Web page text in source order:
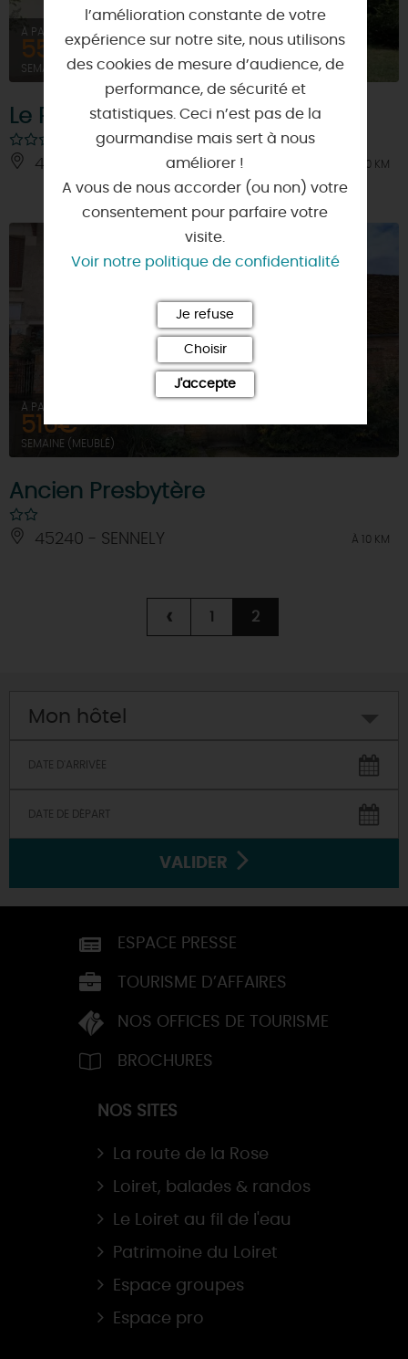
À PARTIR DE
550€
SEMAINE (MEUBLÉ)
Le Relais Solognot - Gîte
45240 - SENNELY À 10 KM
À PARTIR DE
516€
SEMAINE (MEUBLÉ)
Ancien Presbytère
45240 - SENNELY À 10 KM
‹ 1 2
Mon hôtel
VALIDER
ESPACE PRESSE
TOURISME D’AFFAIRES
NOS OFFICES DE TOURISME
BROCHURES
NOS SITES
La route de la Rose
Loiret, balades & randos
Le Loiret au fil de l'eau
Patrimoine du Loiret
Espace groupes
Espace pro
l’amélioration constante de votre
expérience sur notre site, nous utilisons
des cookies de mesure d’audience, de
performance, de sécurité et
statistiques. Ceci n’est pas de la
gourmandise mais sert à nous
améliorer !
A vous de nous accorder (ou non) votre
consentement pour parfaire votre
visite.
Voir notre politique de confidentialité
Je refuse
Choisir
J'accepte